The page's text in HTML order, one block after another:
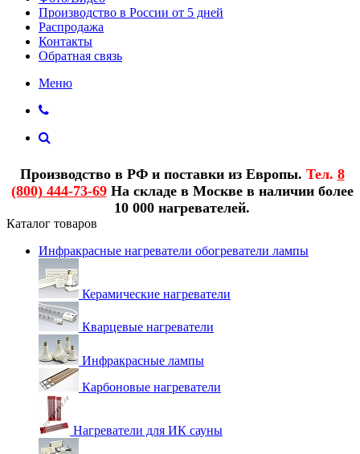
Производство в России от 5 дней
Распродажа
Контакты
Обратная связь
Меню
Производство в РФ и поставки из Европы. Тел. 8
(800) 444-73-69На складе в Москве в наличии более
10 000 нагревателей.
Каталог товаров
Инфракрасные нагреватели обогреватели лампы
Керамические нагреватели
Кварцевые нагреватели
Инфракрасные лампы
Карбоновые нагреватели
Нагреватели для ИК сауны